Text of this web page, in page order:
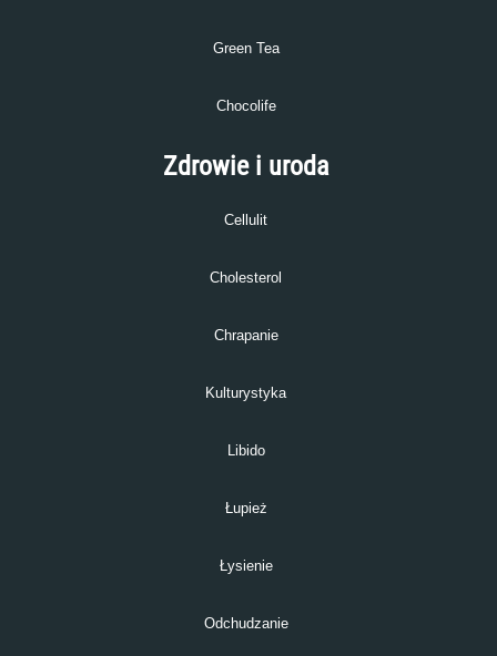
Green Tea
Chocolife
Zdrowie i uroda
Cellulit
Cholesterol
Chrapanie
Kulturystyka
Libido
Łupież
Łysienie
Odchudzanie